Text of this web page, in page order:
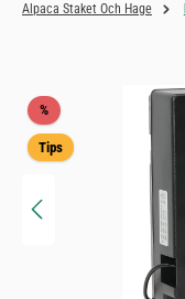
Alpaca Staket Och Hage
Hoppa över bildgalleri
%Rabatt
Tips